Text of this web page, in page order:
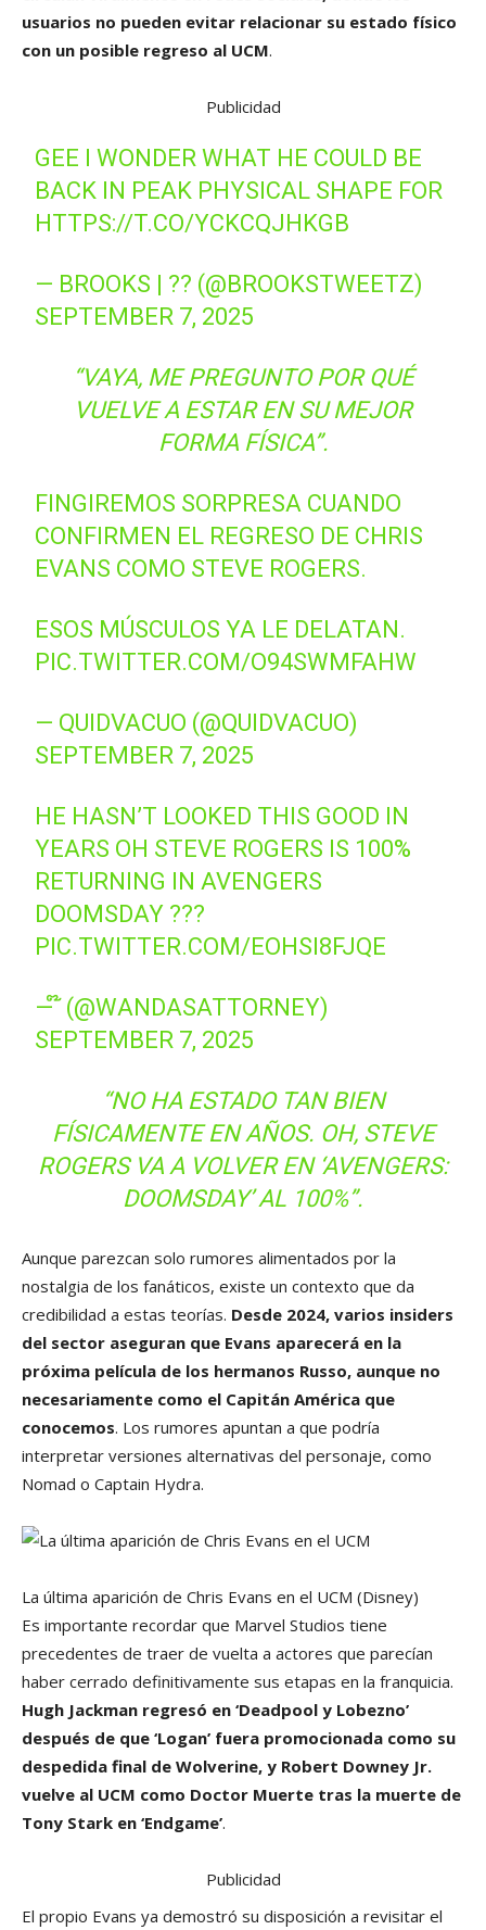
usuarios no pueden evitar relacionar su estado físico
con un posible regreso al UCM.
Publicidad
GEE I WONDER WHAT HE COULD BE
BACK IN PEAK PHYSICAL SHAPE FOR
HTTPS://T.CO/YCKCQJHKGB
— BROOKS | ?️‍? (@BROOKSTWEETZ)
SEPTEMBER 7, 2025
“VAYA, ME PREGUNTO POR QUÉ
VUELVE A ESTAR EN SU MEJOR
FORMA FÍSICA”.
FINGIREMOS SORPRESA CUANDO
CONFIRMEN EL REGRESO DE CHRIS
EVANS COMO STEVE ROGERS.
ESOS MÚSCULOS YA LE DELATAN.
PIC.TWITTER.COM/O94SWMFAHW
— QUIDVACUO (@QUIDVACUO)
SEPTEMBER 7, 2025
HE HASN’T LOOKED THIS GOOD IN
YEARS OH STEVE ROGERS IS 100%
RETURNING IN AVENGERS
DOOMSDAY ???
PIC.TWITTER.COM/EOHSI8FJQE
— ໊ (@WANDASATTORNEY)
SEPTEMBER 7, 2025
“NO HA ESTADO TAN BIEN
FÍSICAMENTE EN AÑOS. OH, STEVE
ROGERS VA A VOLVER EN ‘AVENGERS:
DOOMSDAY’ AL 100%”.
Aunque parezcan solo rumores alimentados por la
nostalgia de los fanáticos, existe un contexto que da
credibilidad a estas teorías. Desde 2024, varios insiders
del sector aseguran que Evans aparecerá en la
próxima película de los hermanos Russo, aunque no
necesariamente como el Capitán América que
conocemos. Los rumores apuntan a que podría
interpretar versiones alternativas del personaje, como
Nomad o Captain Hydra.
La última aparición de Chris Evans en el UCM (Disney)
Es importante recordar que Marvel Studios tiene
precedentes de traer de vuelta a actores que parecían
haber cerrado definitivamente sus etapas en la franquicia.
Hugh Jackman regresó en ‘Deadpool y Lobezno’
después de que ‘Logan’ fuera promocionada como su
despedida final de Wolverine, y Robert Downey Jr.
vuelve al UCM como Doctor Muerte tras la muerte de
Tony Stark en ‘Endgame’.
Publicidad
El propio Evans ya demostró su disposición a revisitar el